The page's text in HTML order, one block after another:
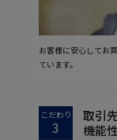
お客様に安心してお
ています。
こだわり
3
取引
機能